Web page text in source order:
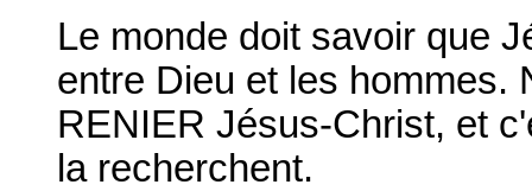
Le monde doit savoir que
entre Dieu et les hommes.
RENIER Jésus-Christ, et
la recherchent.